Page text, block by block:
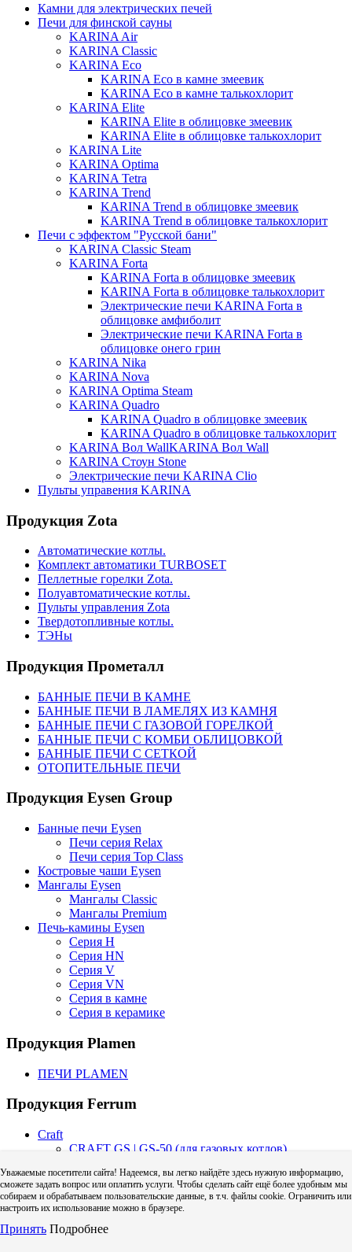
Камни для электрических печей
Печи для финской сауны
KARINA Air
KARINA Classic
KARINA Eco
KARINA Eco в камне змеевик
KARINA Eco в камне талькохлорит
KARINA Elite
KARINA Elite в облицовке змеевик
KARINA Elite в облицовке талькохлорит
KARINA Lite
KARINA Optima
KARINA Tetra
KARINA Trend
KARINA Trend в облицовке змеевик
KARINA Trend в облицовке талькохлорит
Печи с эффектом "Русской бани"
KARINA Classic Steam
KARINA Forta
KARINA Forta в облицовке змеевик
KARINA Forta в облицовке талькохлорит
Электрические печи KARINA Forta в
облицовке амфиболит
Электрические печи KARINA Forta в
облицовке онего грин
KARINA Nika
KARINA Nova
KARINA Optima Steam
KARINA Quadro
KARINA Quadro в облицовке змеевик
KARINA Quadro в облицовке талькохлорит
KARINA Вол WallKARINA Вол Wall
KARINA Стоун Stone
Электрические печи KARINA Clio
Пульты управения KARINA
Продукция Zota
Автоматические котлы.
Комплект автоматики TURBOSET
Пеллетные горелки Zota.
Полуавтоматические котлы.
Пульты управления Zota
Твердотопливные котлы.
ТЭНы
Продукция Прометалл
БАННЫЕ ПЕЧИ В КАМНЕ
БАННЫЕ ПЕЧИ В ЛАМЕЛЯХ ИЗ КАМНЯ
БАННЫЕ ПЕЧИ С ГАЗОВОЙ ГОРЕЛКОЙ
БАННЫЕ ПЕЧИ С КОМБИ ОБЛИЦОВКОЙ
БАННЫЕ ПЕЧИ С СЕТКОЙ
ОТОПИТЕЛЬНЫЕ ПЕЧИ
Продукция Eysen Group
Банные печи Eysen
Печи серия Relax
Печи серия Top Class
Костровые чаши Eysen
Мангалы Eysen
Мангалы Classic
Мангалы Premium
Печь-камины Eysen
Серия H
Серия HN
Серия V
Серия VN
Серия в камне
Серия в керамике
Продукция Plamen
ПЕЧИ PLAMEN
Продукция Ferrum
Craft
CRAFT GS | GS-50 (для газовых котлов)
Craft HF (одностенный дымоход)
Адаптер котла Craft
Дефлектор Craft (зонт с ветрозащитой)
Уважаемые посетители сайта! Надеемся, вы легко найдёте здесь нужную информацию,
сможете задать вопрос или оплатить услуги. Чтобы сделать сайт ещё более удобным мы
собираем и обрабатываем пользовательские данные, в т.ч. файлы cookie. Ограничить или
настроить их использование можно в браузере.
Принять Подробнее